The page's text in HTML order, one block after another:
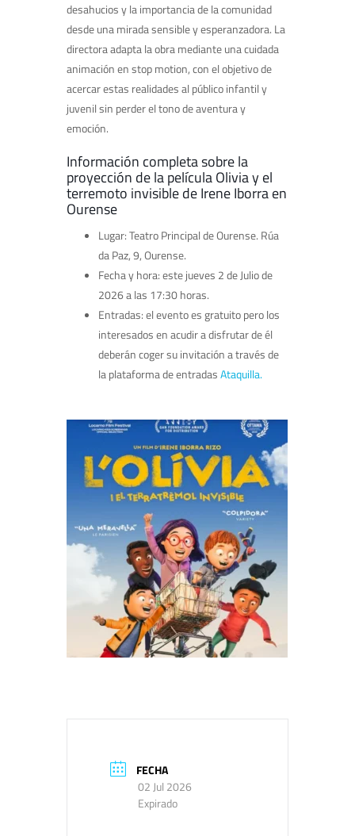
desahucios y la importancia de la comunidad
desde una mirada sensible y esperanzadora. La
directora adapta la obra mediante una cuidada
animación en stop motion, con el objetivo de
acercar estas realidades al público infantil y
juvenil sin perder el tono de aventura y
emoción.
Información completa sobre la
proyección de la película Olivia y el
terremoto invisible de Irene Iborra en
Ourense
Lugar: Teatro Principal de Ourense. Rúa
da Paz, 9, Ourense.
Fecha y hora: este jueves 2 de Julio de
2026 a las 17:30 horas.
Entradas: el evento es gratuito pero los
interesados en acudir a disfrutar de él
deberán coger su invitación a través de
la plataforma de entradasAtaquilla.
FECHA
02 Jul 2026
Expirado